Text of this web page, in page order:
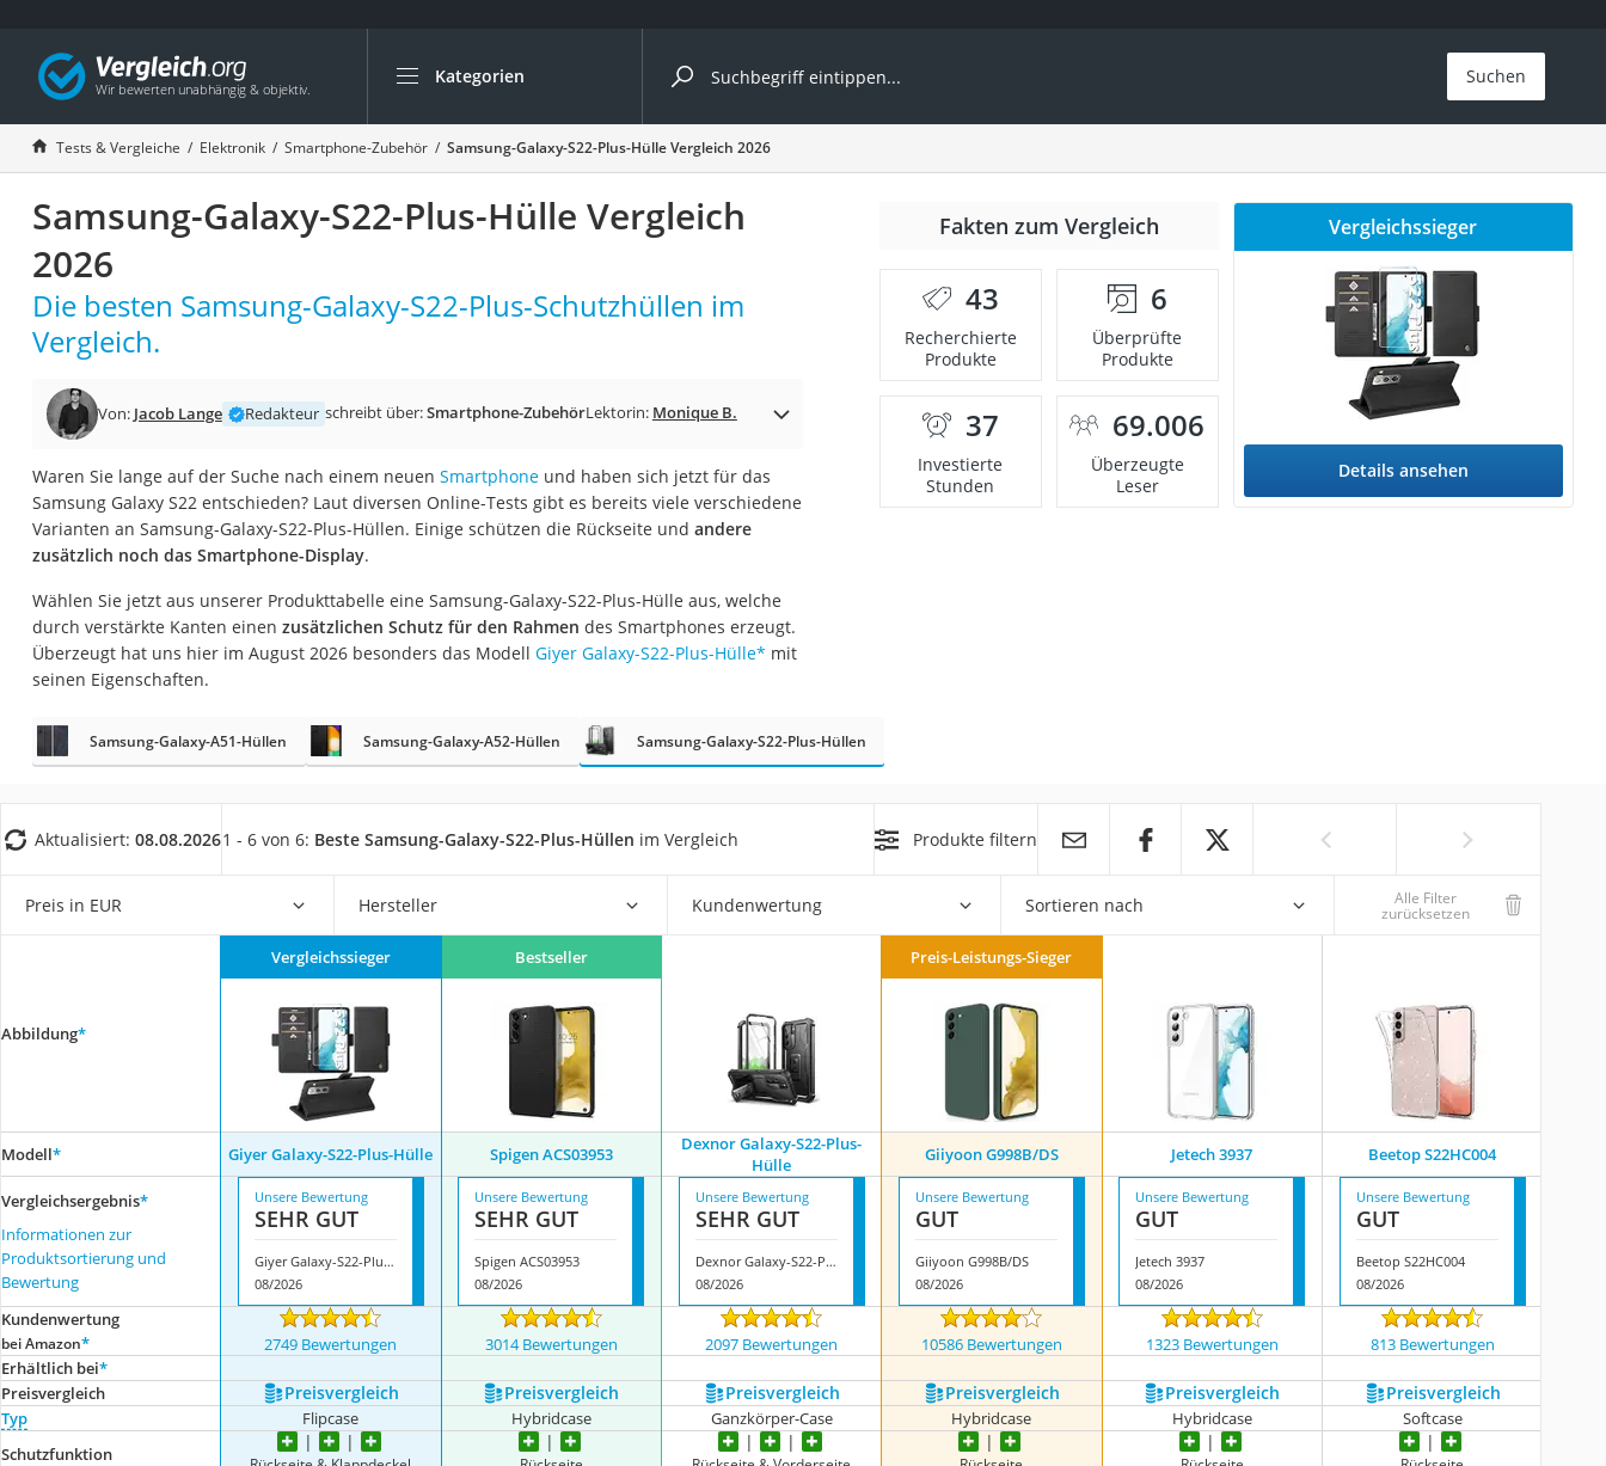
Kategorien
Die beliebtesten Vergleiche nach Kategorie
Elektronik
Powerstation
Monitor 32 Zoll 4K
Desktop-PC
Diascanner
Powerline-Adapter
Powerstation mit Solarpanel
Gaming-PC
Soundbar
17-Zoll-Laptop
Satellitenschüssel
Schnurloses Telefon
Lichtwecker
Acer Aspire
Service
Suchen
Tests & Vergleiche Elektronik Smartphone-Zubehör Samsung-Galaxy-S22-Plus-Hülle Vergleich 2026
Samsung-Galaxy-S22-Plus-Hülle Vergleich
2026
Die besten Samsung-Galaxy-S22-Plus-Schutzhüllen im
Vergleich.
Von: Jacob Lange Redakteur schreibt über:Smartphone-ZubehörLektorin: Monique B.
Waren Sie lange auf der Suche nach einem neuen Smartphoneund haben sich jetzt für das
Samsung Galaxy S22 entschieden? Laut diversen Online-Tests gibt es bereits viele verschiedene
Varianten an Samsung-Galaxy-S22-Plus-Hüllen. Einige schützen die Rückseite und andere
zusätzlich noch das Smartphone-Display.
Wählen Sie jetzt aus unserer Produkttabelle eine Samsung-Galaxy-S22-Plus-Hülle aus, welche
durch verstärkte Kanten einen zusätzlichen Schutz für den Rahmen des Smartphones erzeugt.
Überzeugt hat uns hier im August 2026 besonders das Modell Giyer Galaxy-S22-Plus-Hülle* mit
seinen Eigenschaften.
Fakten zum Vergleich
43
Recherchierte
Produkte
6
Überprüfte
Produkte
37
Investierte
Stunden
69.006
Überzeugte
Leser
Vergleichssieger
Details ansehen
Samsung-Galaxy-A51-Hüllen Samsung-Galaxy-A52-Hüllen Samsung-Galaxy-S22-Plus-Hüllen
Aktualisiert: 08.08.20261 - 6 von 6: Beste Samsung-Galaxy-S22-Plus-Hüllen im Vergleich Produkte filtern
Preis in EUR Hersteller Kundenwertung Sortieren nach Alle Filter
zurücksetzen
Abbildung*
Vergleichssieger Bestseller Preis-Leistungs-Sieger
Modell* Giyer Galaxy-S22-Plus-Hülle Spigen ACS03953
Dexnor Galaxy-S22-Plus-
Hülle
Giiyoon G998B/DS Jetech 3937 Beetop S22HC004
Vergleichsergebnis*
Informationen zur
Produktsortierung und
Bewertung
Unsere Bewertung
SEHR GUT
Giyer Galaxy-S22-Plus-Hülle
08/2026
Unsere Bewertung
SEHR GUT
Spigen ACS03953
08/2026
Unsere Bewertung
SEHR GUT
Dexnor Galaxy-S22-Plus-Hülle
08/2026
Unsere Bewertung
GUT
Giiyoon G998B/DS
08/2026
Unsere Bewertung
GUT
Jetech 3937
08/2026
Unsere Bewertung
GUT
Beetop S22HC004
08/2026
Kundenwertung
bei Amazon* 2749 Bewertungen 3014 Bewertungen 2097 Bewertungen 10586 Bewertungen 1323 Bewertungen
813 Bewertungen
Erhältlich bei*
Preis­vergleich
Preis­vergleich Preis­vergleich Preis­vergleich Preis­vergleich Preis­vergleich Preis­vergleich
Typ Flipcase Hybridcase Ganzkörper-Case Hybridcase Hybridcase
Softcase
Schutzfunktion